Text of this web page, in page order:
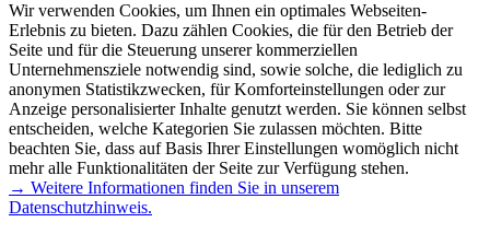
Wir verwenden Cookies, um Ihnen ein optimales Webseiten-
Erlebnis zu bieten. Dazu zählen Cookies, die für den Betrieb der
Seite und für die Steuerung unserer kommerziellen
Unternehmensziele notwendig sind, sowie solche, die lediglich zu
anonymen Statistikzwecken, für Komforteinstellungen oder zur
Anzeige personalisierter Inhalte genutzt werden. Sie können selbst
entscheiden, welche Kategorien Sie zulassen möchten. Bitte
beachten Sie, dass auf Basis Ihrer Einstellungen womöglich nicht
mehr alle Funktionalitäten der Seite zur Verfügung stehen.
→ Weitere Informationen finden Sie in unserem
Datenschutzhinweis.